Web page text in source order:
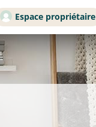
Espace propriétaire